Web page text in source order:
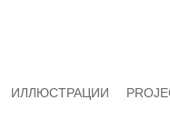
ИЛЛЮСТРАЦИИ